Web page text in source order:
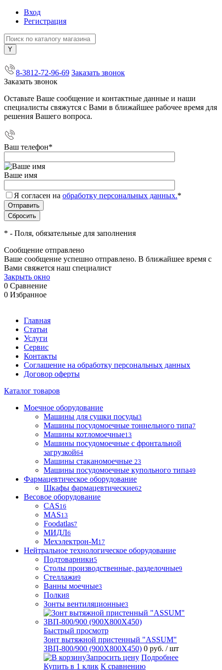
Вход
Регистрация
8-3812-72-96-69 Заказать звонок
Заказать звонок
Оставьте Ваше сообщение и контактные данные и наши
специалисты свяжутся с Вами в ближайшее рабочее время для
решения Вашего вопроса.
Ваш телефон*
Ваше имя
Я согласен на обработку персональных данных.*
* - Поля, обязательные для заполнения
Сообщение отправлено
Ваше сообщение успешно отправлено. В ближайшее время с
Вами свяжется наш специалист
Закрыть окно
0 Сравнение
0 Избранное
Главная
Статьи
Услуги
Сервис
Контакты
Соглашение на обработку персональных данных
Договор оферты
Каталог товаров
Моечное оборудование
Машины для сушки посуды3
Машины посудомоечные тоннельного типа7
Машины котломоечные13
Машины посудомоечные с фронтальной
загрузкой64
Машины стаканомоечные 23
Машины посудомоечные купольного типа49
Фармацевтическое оборудование
Шкафы фармацевтические62
Весовое оборудование
CAS16
MAS13
Foodatlas7
МИДЛ6
Мехэлектрон-М17
Нейтральное технологическое оборудование
Подтоварники5
Столы производственные, разделочные9
Стеллажи9
Ванны моечные3
Полки8
Зонты вентиляционные3
Быстрый просмотр
Зонт вытяжной пристенный "ASSUM"
ЗВП-800/900 (900Х800Х450) 0 руб. / шт
Запросить цену Подробнее
Купить в 1 клик К сравнению